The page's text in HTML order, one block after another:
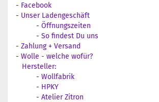
- Facebook
- Unser Ladengeschäft
- Öffnungszeiten
- So findest Du uns
- Zahlung + Versand
- Wolle - welche wofür?
Hersteller:
- Wollfabrik
- HPKY
- Atelier Zitron